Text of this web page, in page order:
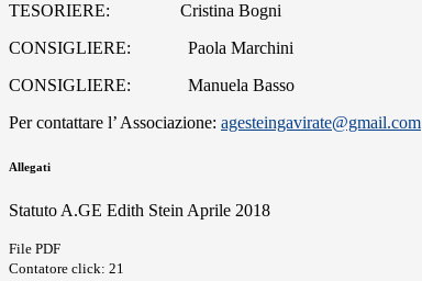
TESORIERE: Cristina Bogni
CONSIGLIERE: Paola Marchini
CONSIGLIERE: Manuela Basso
Per contattare l’ Associazione: agesteingavirate@gmail.com
Allegati
Statuto A.GE Edith Stein Aprile 2018
File PDF
Contatore click: 21